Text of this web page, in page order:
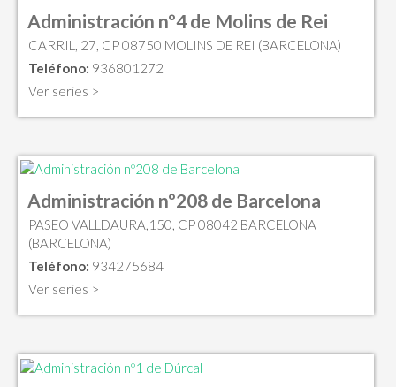
Administración nº4 de Molins de Rei
CARRIL, 27, CP 08750 MOLINS DE REI (BARCELONA)
Teléfono: 936801272
Ver series >
Administración nº208 de Barcelona
PASEO VALLDAURA,150, CP 08042 BARCELONA
(BARCELONA)
Teléfono: 934275684
Ver series >